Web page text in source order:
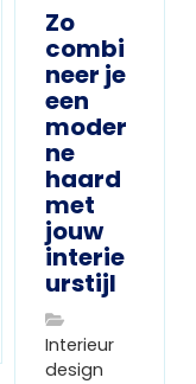
Zo
combi
neer je
een
moder
ne
haard
met
jouw
interie
urstijl
Interieur
design